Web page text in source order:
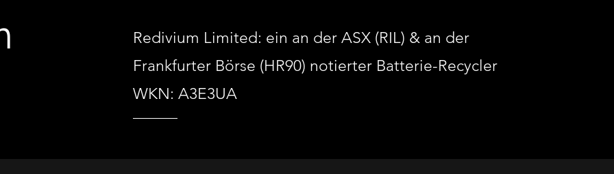
Redivium Limited: ein an der ASX (RIL) & an der
Frankfurter Börse (HR90) notierter Batterie-Recycler
WKN: A3E3UA